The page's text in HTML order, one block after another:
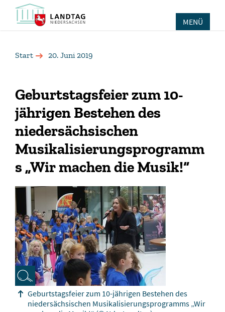
MENÜ
Start 20. Juni 2019
Geburtstagsfeier zum 10-
jährigen Bestehen des
niedersächsischen
Musikalisierungsprogramm
s „Wir machen die Musik!“
Geburtstagsfeier zum 10-jährigen Bestehen des
niedersächsischen Musikalisierungsprogramms „Wir